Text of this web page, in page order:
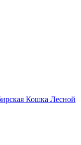
Кошка Лесной